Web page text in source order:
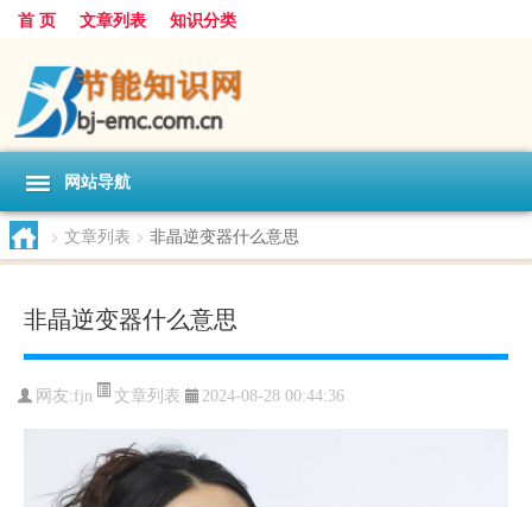
首 页 文章列表 知识分类
网站导航
> 文章列表 > 非晶逆变器什么意思
非晶逆变器什么意思
网友:fjn 文章列表 2024-08-28 00:44:36